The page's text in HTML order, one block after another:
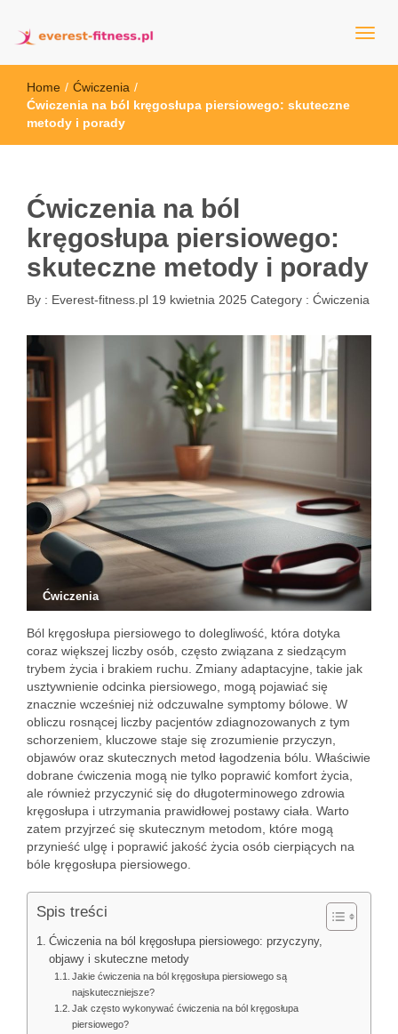
everest-fitness.pl
Home / Ćwiczenia /
Ćwiczenia na ból kręgosłupa piersiowego: skuteczne
metody i porady
Ćwiczenia na ból
kręgosłupa piersiowego:
skuteczne metody i porady
By : Everest-fitness.pl 19 kwietnia 2025 Category : Ćwiczenia
Ćwiczenia
Ból kręgosłupa piersiowego to dolegliwość, która dotyka
coraz większej liczby osób, często związana z siedzącym
trybem życia i brakiem ruchu. Zmiany adaptacyjne, takie jak
usztywnienie odcinka piersiowego, mogą pojawiać się
znacznie wcześniej niż odczuwalne symptomy bólowe. W
obliczu rosnącej liczby pacjentów zdiagnozowanych z tym
schorzeniem, kluczowe staje się zrozumienie przyczyn,
objawów oraz skutecznych metod łagodzenia bólu. Właściwie
dobrane ćwiczenia mogą nie tylko poprawić komfort życia,
ale również przyczynić się do długoterminowego zdrowia
kręgosłupa i utrzymania prawidłowej postawy ciała. Warto
zatem przyjrzeć się skutecznym metodom, które mogą
przynieść ulgę i poprawić jakość życia osób cierpiących na
bóle kręgosłupa piersiowego.
Spis treści
Ćwiczenia na ból kręgosłupa piersiowego: przyczyny,
objawy i skuteczne metody
Jakie ćwiczenia na ból kręgosłupa piersiowego są
najskuteczniejsze?
Jak często wykonywać ćwiczenia na ból kręgosłupa
piersiowego?